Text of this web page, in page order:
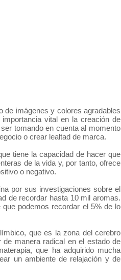
de imágenes y colores agradables
vital en la creación de
tomando en cuenta al momento
o crear lealtad de marca.
tiene la capacidad de hacer que
de la vida y, por tanto, ofrece
o negativo.
por sus investigaciones sobre el
de recordar hasta 10 mil aromas.
podemos recordar el 5% de lo
que es la zona del cerebro
manera radical en el estado de
que ha adquirido mucha
un ambiente de relajación y de